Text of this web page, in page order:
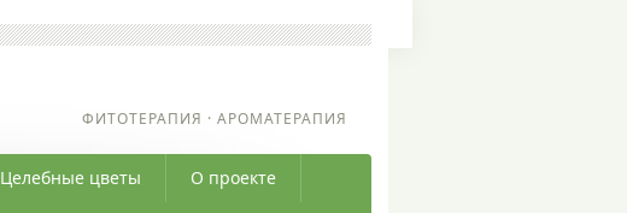
ФИТОТЕРАПИЯ · АРОМАТЕРАПИЯ
Целебные цветы О проекте